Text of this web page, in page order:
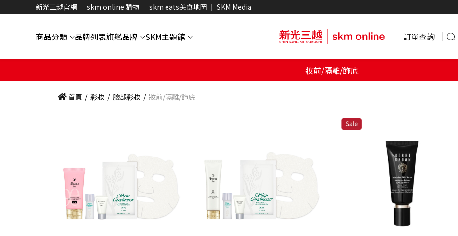
新光三越官網 skm online 購物 skm eats美食地圖 SKM Media
商品分類 品牌列表旗艦品牌 SKM主題館 訂單查詢
妝前/隔離/飾底
首頁 / 彩妝 / 臉部彩妝 / 妝前/隔離/飾底